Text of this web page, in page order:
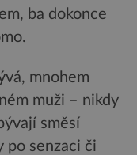
ba dokonce
mnohem
muži – nikdy
směsí
po senzaci či